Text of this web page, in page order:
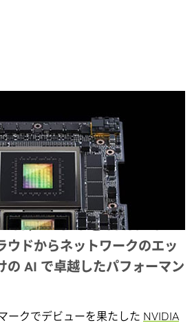
、L4 GPU と Jetson Orin
ウドからネットワークのエッ
の AI で卓越したパフォーマン
ークでデビューを果たした NVIDIA